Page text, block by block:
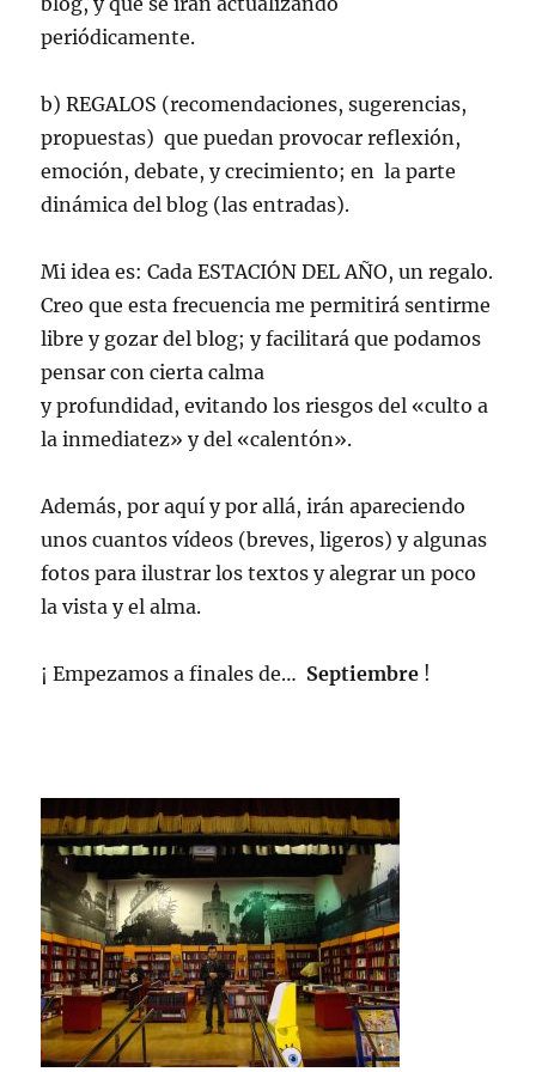
periódicamente.
b) REGALOS (recomendaciones, sugerencias,
propuestas) que puedan provocar reflexión,
emoción, debate, y crecimiento; en la parte
dinámica del blog (las entradas).
Mi idea es: Cada ESTACIÓN DEL AÑO, un regalo.
Creo que esta frecuencia me permitirá sentirme
libre y gozar del blog; y facilitará que podamos
pensar con cierta calma
y profundidad, evitando los riesgos del «culto a
la inmediatez» y del «calentón».
Además, por aquí y por allá, irán apareciendo
unos cuantos vídeos (breves, ligeros) y algunas
fotos para ilustrar los textos y alegrar un poco
la vista y el alma.
¡ Empezamos a finales de… Septiembre !